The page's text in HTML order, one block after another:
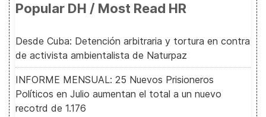
Popular DH / Most Read HR
Desde Cuba: Detención arbitraria y tortura en contra
de activista ambientalista de Naturpaz
INFORME MENSUAL: 25 Nuevos Prisioneros
Políticos en Julio aumentan el total a un nuevo
recotrd de 1.176